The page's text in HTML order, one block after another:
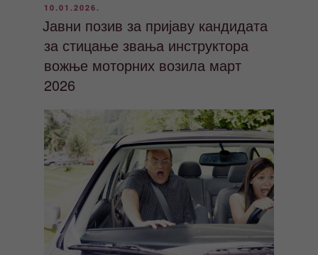
ОБЈАВЉЕНО
10.01.2026.
Јавни позив за пријаву кандидата
за стицање звања инструктора
вожње моторних возила март
2026